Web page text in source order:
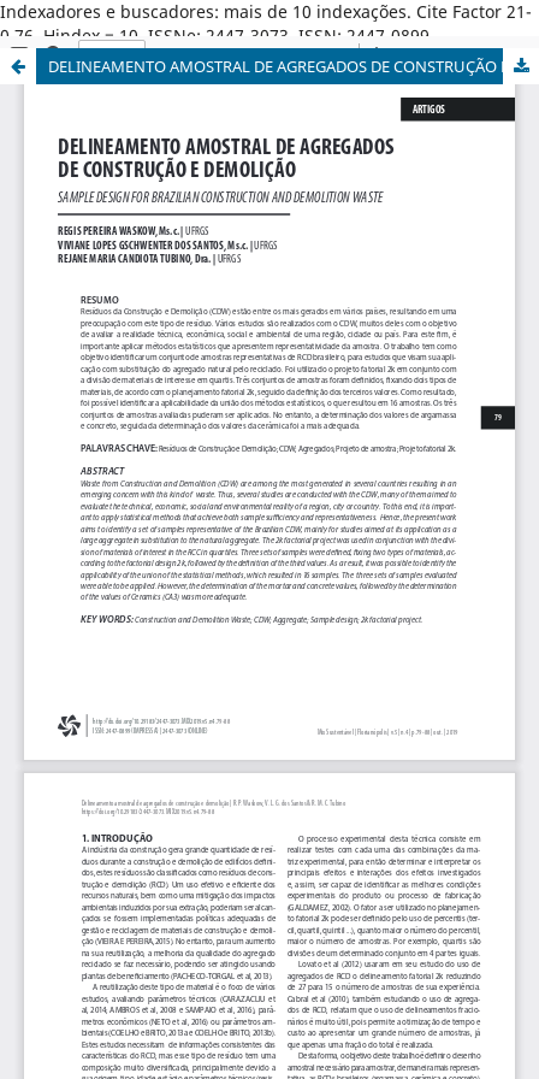
Indexadores e buscadores: mais de 10 indexações. Cite Factor 21-
0,76. Hindex = 10. ISSNe: 2447-3073. ISSN: 2447-0899.
DELINEAMENTO AMOSTRAL DE AGREGADOS DE CONSTRUÇÃO E DEMOLIÇÃO